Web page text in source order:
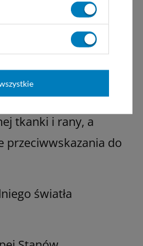
tkanki i rany, a
przeciwwskazania do
światła